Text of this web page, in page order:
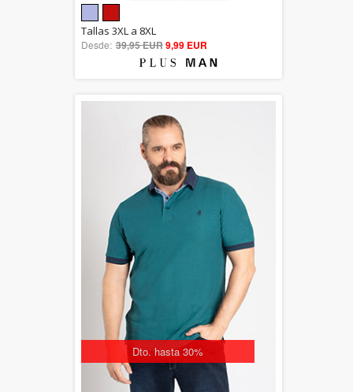
5.00
out of 5
Tallas 3XL a 8XL
Desde: 39,95 EUR9,99 EUR
Dto. hasta 30%